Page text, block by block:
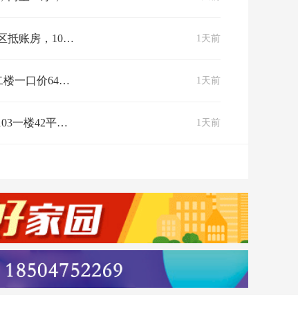
三室，价格优惠，可置换。 1天前
泰和悦澜山特价房源二楼一口价64万带车位有仓房家具家电齐全拎包入住首付一万仅此一套先到先得15047465672 1天前
温馨佳苑3号楼3单元-103一楼42平两室一厨一卫，家电齐全可直接拎包入住15004979183 1天前